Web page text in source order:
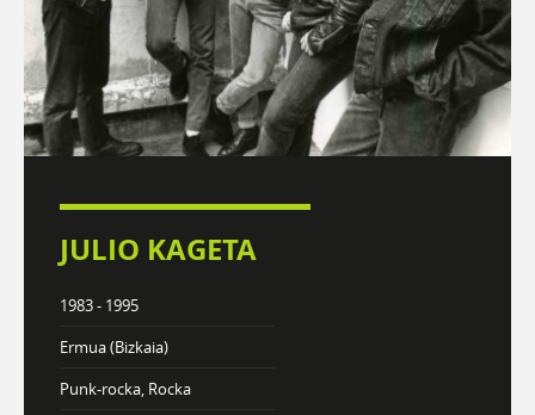
JULIO KAGETA
1983 - 1995
Ermua (Bizkaia)
Punk-rocka, Rocka